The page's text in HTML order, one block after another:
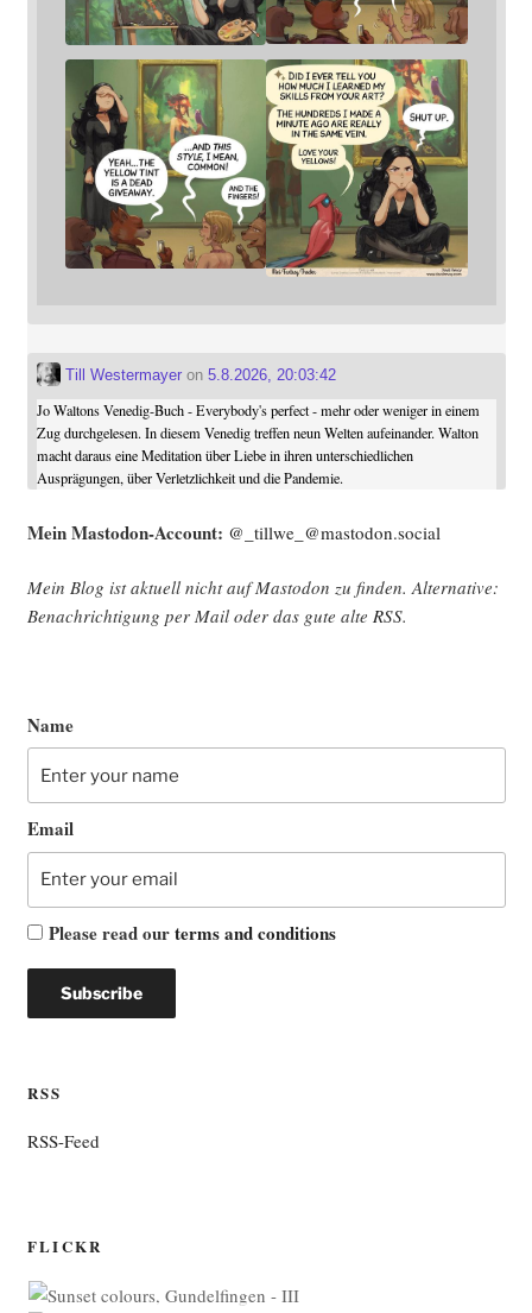
Till Westermayeron 5.8.2026, 20:03:42
Jo Waltons Venedig-Buch - Everybody's perfect - mehr oder weniger in einem
Zug durchgelesen. In diesem Venedig treffen neun Welten aufeinander. Walton
macht daraus eine Meditation über Liebe in ihren unterschiedlichen
Ausprägungen, über Verletzlichkeit und die Pandemie.
Mein Mast­o­don-Account: @_tillwe_@mastodon.social
Mein Blog ist aktu­ell nicht auf Mast­o­don zu fin­den. Alter­na­ti­ve:
Benach­rich­ti­gung per Mail oder das gute alte RSS.
Name
Email
Please read ourterms and conditions
RSS
RSS-Feed
FLICKR